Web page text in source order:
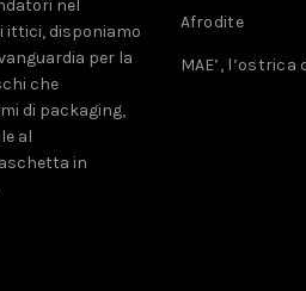
nel
ittici, disponiamo
per la
che
di packaging,
al
in
Afrodite
MAE’, l’ostrica